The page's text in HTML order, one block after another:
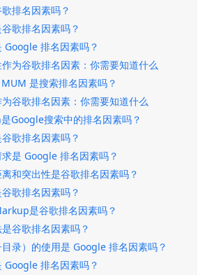
排名因素吗？
歌排名因素吗？
Google 排名因素吗？
为谷歌排名因素：你需要知道什么
是搜索排名因素吗？
谷歌排名因素：你需要知道什么
Google搜索中的排名因素吗？
歌排名因素吗？
是 Google 排名因素吗？
和突出性是谷歌排名因素吗？
歌排名因素吗？
是谷歌排名因素吗？
谷歌排名因素吗？
录）的使用是 Google 排名因素吗？
Google 排名因素吗？